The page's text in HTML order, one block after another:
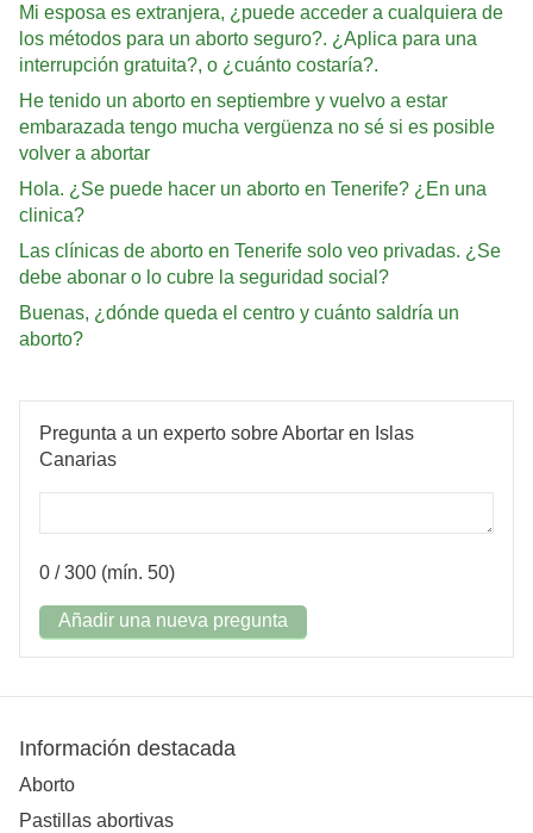
Mi esposa es extranjera, ¿puede acceder a cualquiera de
los métodos para un aborto seguro?. ¿Aplica para una
interrupción gratuita?, o ¿cuánto costaría?.
He tenido un aborto en septiembre y vuelvo a estar
embarazada tengo mucha vergüenza no sé si es posible
volver a abortar
Hola. ¿Se puede hacer un aborto en Tenerife? ¿En una
clinica?
Las clínicas de aborto en Tenerife solo veo privadas. ¿Se
debe abonar o lo cubre la seguridad social?
Buenas, ¿dónde queda el centro y cuánto saldría un
aborto?
Pregunta a un experto sobre Abortar en Islas
Canarias
0 / 300 (mín. 50)
Añadir una nueva pregunta
Información destacada
Aborto
Pastillas abortivas